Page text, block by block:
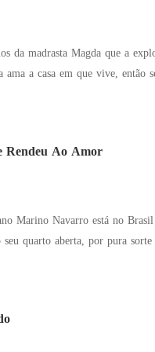
da madrasta Magda que a
ama a casa em que vive, então
uma aposta entre amigos, e
importante para ele foi a
irresistível entre eles. Mas sua
a não ser comprar a linda
Rendeu Ao Amor
Marino Navarro está no
seu quarto aberta, por pura
se reencontrando
acredita que Marino é